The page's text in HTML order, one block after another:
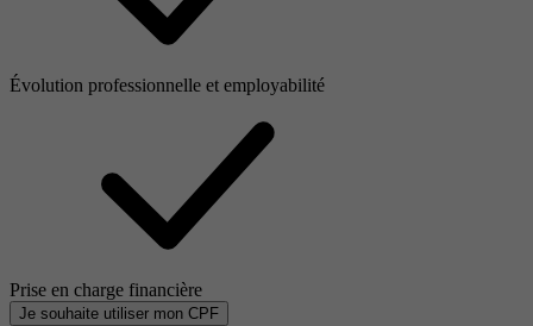
Évolution professionnelle et employabilité
Prise en charge financière
Je souhaite utiliser mon CPF